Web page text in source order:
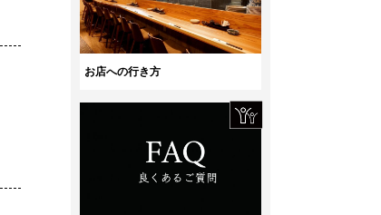
お店への行き方